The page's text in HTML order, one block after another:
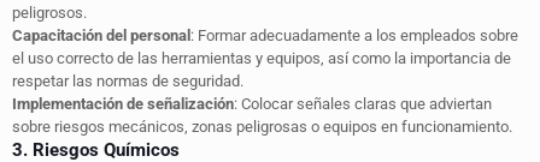
peligrosos.
Capacitación del personal: Formar adecuadamente a los empleados sobre
el uso correcto de las herramientas y equipos, así como la importancia de
respetar las normas de seguridad.
Implementación de señalización: Colocar señales claras que adviertan
sobre riesgos mecánicos, zonas peligrosas o equipos en funcionamiento.
3. Riesgos Químicos